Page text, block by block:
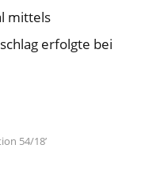
mittels
erfolgte bei
54/18’